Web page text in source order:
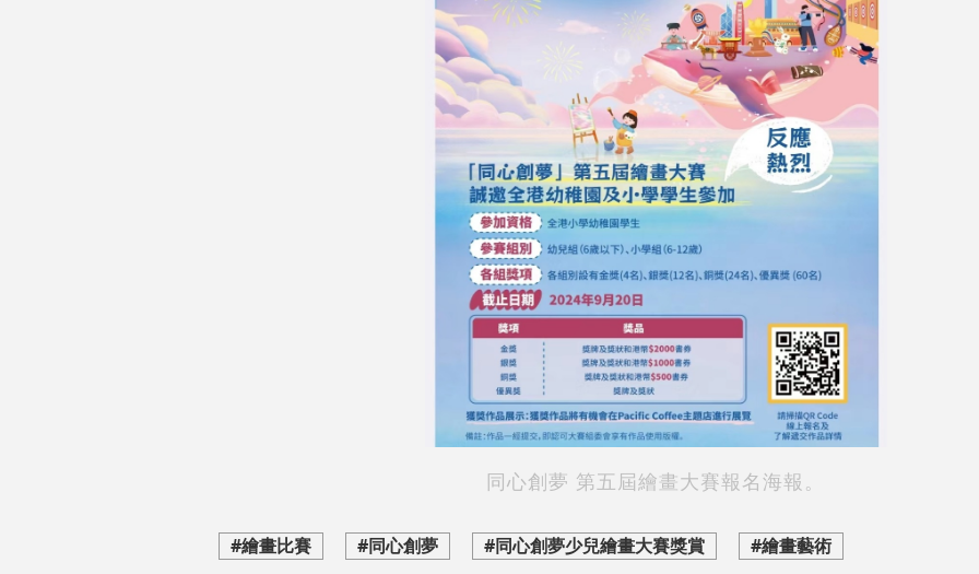
同心創夢 第五屆繪畫大賽報名海報。
#繪畫比賽 #同心創夢 #同心創夢少兒繪畫大賽獎賞 #繪畫藝術